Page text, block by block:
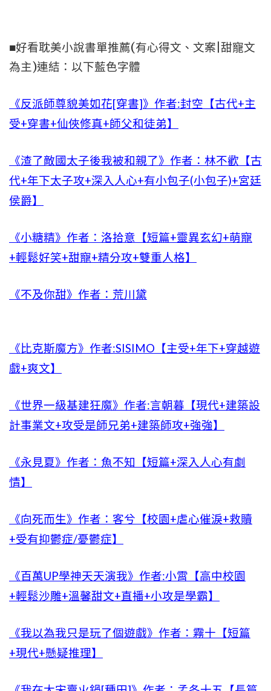
■好看耽美小說書單推薦(有心得文、文案|甜寵文
為主)連結：以下藍色字體
《反派師尊貌美如花[穿書]》作者:封空【古代+主
受+穿書+仙俠修真+師父和徒弟】
《渣了敵國太子後我被和親了》作者：林不歡【古
代+年下太子攻+深入人心+有小包子(小包子)+宮廷
侯爵】
《小糖精》作者：洛拾意【短篇+靈異玄幻+萌寵
+輕鬆好笑+甜寵+精分攻+雙重人格】
《不及你甜》作者：荒川黛
《比克斯魔方》作者:SISIMO【主受+年下+穿越遊
戲+爽文】
《世界一級基建狂魔》作者:言朝暮【現代+建築設
計事業文+攻受是師兄弟+建築師攻+強強】
《永見夏》作者：魚不知【短篇+深入人心有劇
情】
《向死而生》作者：客兮【校園+虐心催淚+救贖
+受有抑鬱症/憂鬱症】
《百萬UP學神天天演我》作者:小霄【高中校園
+輕鬆沙雕+溫馨甜文+直播+小攻是學霸】
《我以為我只是玩了個遊戲》作者：霧十【短篇
+現代+懸疑推理】